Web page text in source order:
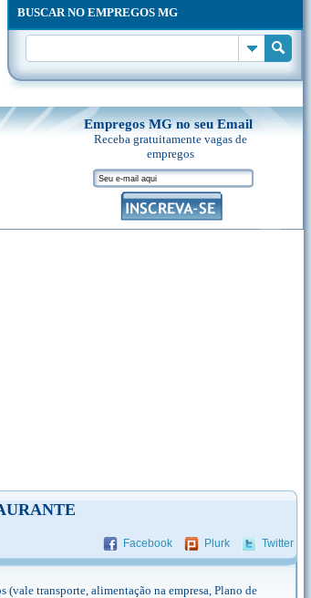
BUSCAR NO EMPREGOS MG
Empregos MG no seu Email
Receba gratuitamente vagas de
empregos
Facebook Plurk Twitter
transporte, alimentação na empresa, Plano de